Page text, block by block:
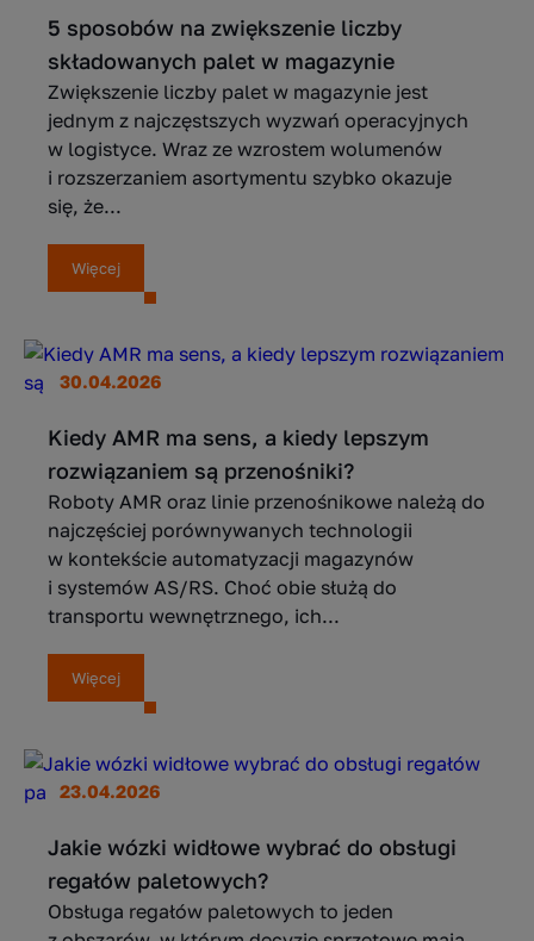
5 sposobów na zwiększenie liczby
składowanych palet w magazynie
Zwiększenie liczby palet w magazynie jest
jednym z najczęstszych wyzwań operacyjnych
w logistyce. Wraz ze wzrostem wolumenów
i rozszerzaniem asortymentu szybko okazuje
się, że...
Więcej
30.04.2026
Kiedy AMR ma sens, a kiedy lepszym
rozwiązaniem są przenośniki?
Roboty AMR oraz linie przenośnikowe należą do
najczęściej porównywanych technologii
w kontekście automatyzacji magazynów
i systemów AS/RS. Choć obie służą do
transportu wewnętrznego, ich...
Więcej
23.04.2026
Jakie wózki widłowe wybrać do obsługi
regałów paletowych?
Obsługa regałów paletowych to jeden